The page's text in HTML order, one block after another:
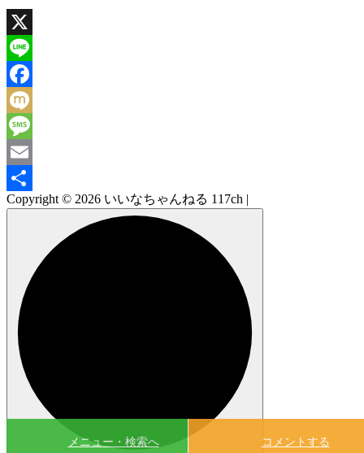
X
Line
Facebook
Mixi
Message
Email
共
Copyright © 2026 いいなちゃんねる 117ch |
メニュー・検索へ コメントする